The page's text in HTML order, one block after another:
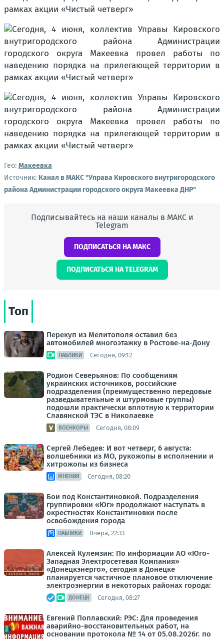
Гео: Макеевка
Источник: Канал в МАКС "Управа Кировского внутригородского
района Администрации городского округа Макеевка ДНР"
Подписывайтесь на наши каналы в МАКС и
Telegram
ПОДПИСАТЬСЯ НА МАКС
ПОДПИСАТЬСЯ НА TELEGRAM
Топ
Перекуп из Мелитополя оставил без
автомобилей многоэтажку в Ростове-на-Дону
ПАБЛИКИ Сегодня, 09:12
Родион Северьянов: По сообщениям
украинских источников, российские
подразделения (преимущественно передовые
разведывательные и штурмовые группы)
подошли практически вплотную к территории
Славянской ТЭС в Николаевке
ВОЕНКОРЫ Сегодня, 08:09
Сергей Лебедев: И вот четверг, 6 августа:
волшебники из МО, рукожопы в исполнении и
хитрожопы из бизнеса
МНЕНИЯ Сегодня, 08:20
Бои под Константиновкой. Подразделения
группировки «Юг» продолжают наступать в
окрестностях Константиновки после
освобождения города
ПАБЛИКИ Вчера, 22:33
Алексей Кулемзин: По информации АО «Юго-
Западная Электросетевая Компания»
«Донецкэнерго», сегодня в Донецке
планируется частичное плановое отключение
электроэнергии в некоторых районах города:
ДОНЕЦК Сегодня, 08:27
Евгений Поплавский: РЭС: Для проведения
аварийно-восстановительных работ, на
основании протокола № 14 от 05.08.2026г. по